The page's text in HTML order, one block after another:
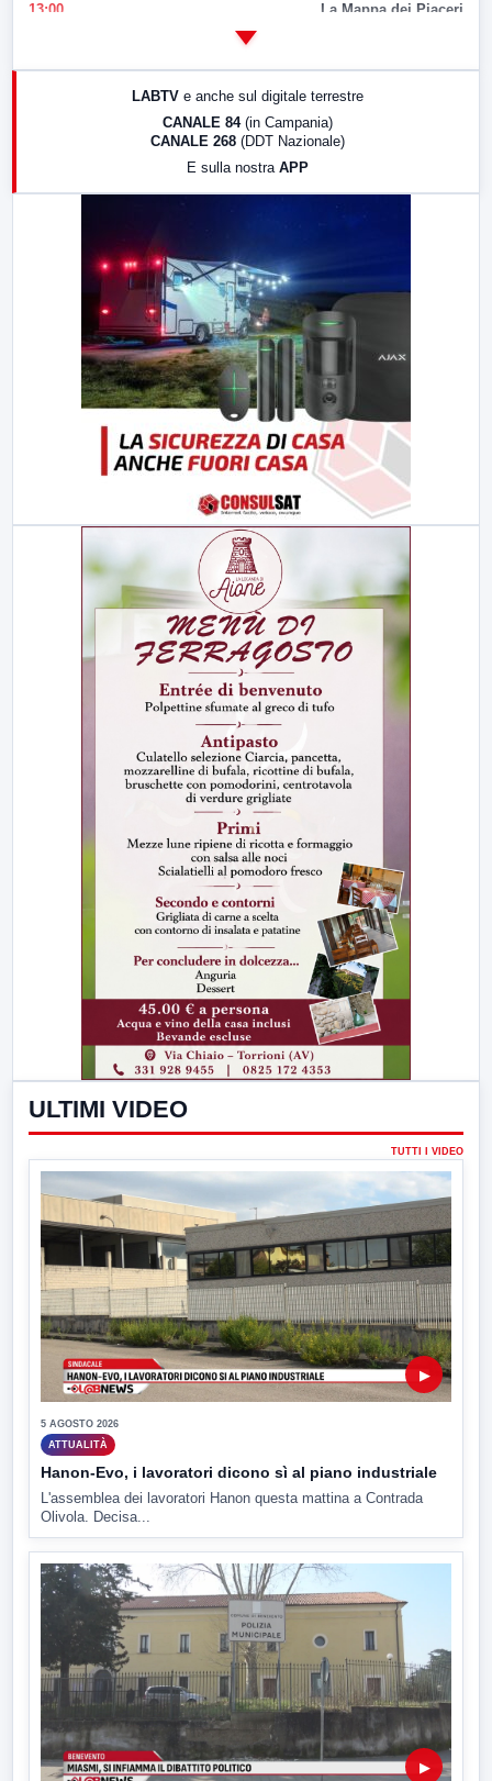
13:00 La Mappa dei Piaceri
LABTV e anche sul digitale terrestre
CANALE 84 (in Campania)
CANALE 268 (DDT Nazionale)
E sulla nostra APP
ULTIMI VIDEO
TUTTI I VIDEO
▶
5 AGOSTO 2026
ATTUALITÀ
Hanon-Evo, i lavoratori dicono sì al piano industriale
L'assemblea dei lavoratori Hanon questa mattina a Contrada
Olivola. Decisa...
▶